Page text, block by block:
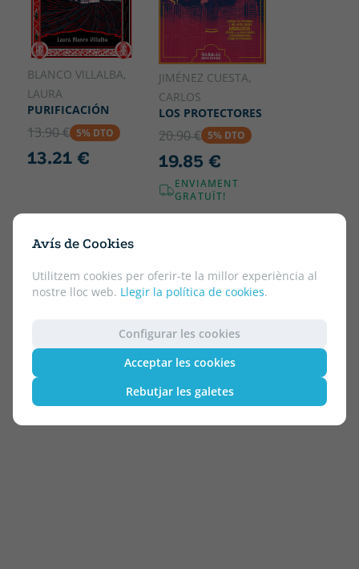
Avís de Cookies
Utilitzem cookies per oferir-te la millor experiència al
nostre lloc web. Llegir la política de cookies.
Configurar les cookies
Acceptar les cookies
Rebutjar les galetes
BLANCO VILLALBA,
LAURA
PURIFICACIÓN
13.90 € 5% DTO
13.21 €
JIMÉNEZ CUESTA,
CARLOS
LOS PROTECTORES
20.90 € 5% DTO
19.85 €
ENVIAMENT
GRATUÏT!